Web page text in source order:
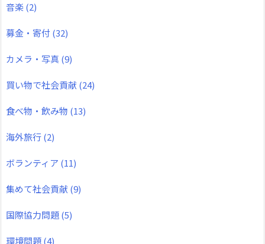
音楽(2)
募金・寄付 (32)
カメラ・写真(9)
買い物で社会貢献 (24)
食べ物・飲み物 (13)
海外旅行(2)
ボランティア (11)
集めて社会貢献 (9)
国際協力問題(5)
環境問題(4)